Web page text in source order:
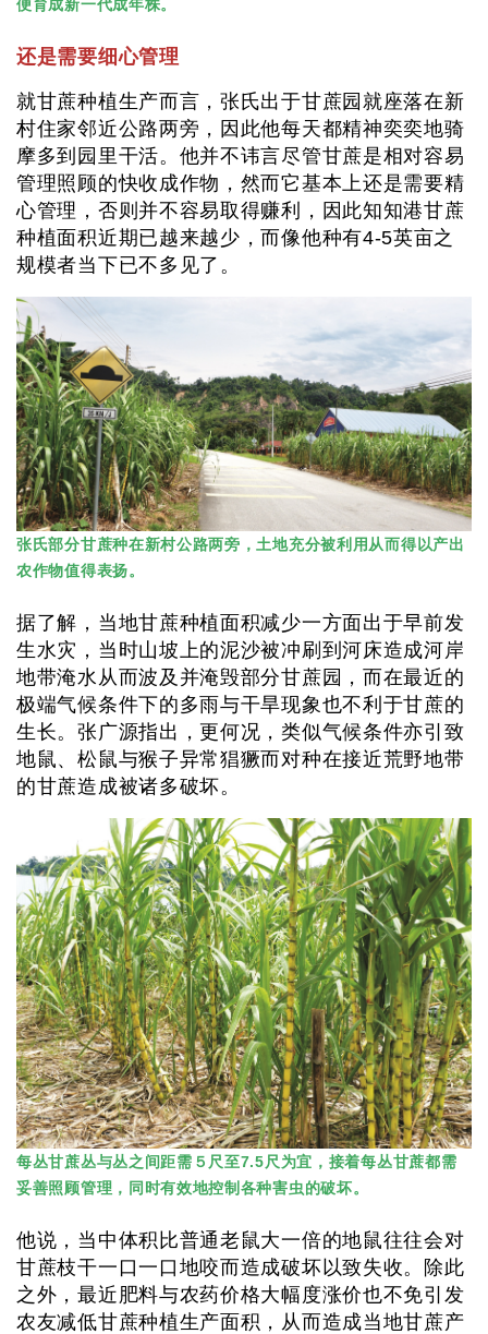
便育成新一代成年株。
还是需要细心管理
就甘蔗种植生产而言，张氏出于甘蔗园就座落在新
村住家邻近公路两旁，因此他每天都精神奕奕地骑
摩多到园里干活。他并不讳言尽管甘蔗是相对容易
管理照顾的快收成作物，然而它基本上还是需要精
心管理，否则并不容易取得赚利，因此知知港甘蔗
种植面积近期已越来越少，而像他种有4-5英亩之
规模者当下已不多见了。
张氏部分甘蔗种在新村公路两旁，土地充分被利用从而得以产出
农作物值得表扬。
据了解，当地甘蔗种植面积减少一方面出于早前发
生水灾，当时山坡上的泥沙被冲刷到河床造成河岸
地带淹水从而波及并淹毁部分甘蔗园，而在最近的
极端气候条件下的多雨与干旱现象也不利于甘蔗的
生长。张广源指出，更何况，类似气候条件亦引致
地鼠、松鼠与猴子异常猖獗而对种在接近荒野地带
的甘蔗造成被诸多破坏。
每丛甘蔗丛与丛之间距需５尺至7.5尺为宜，接着每丛甘蔗都需
妥善照顾管理，同时有效地控制各种害虫的破坏。
他说，当中体积比普通老鼠大一倍的地鼠往往会对
甘蔗枝干一口一口地咬而造成破坏以致失收。除此
之外，最近肥料与农药价格大幅度涨价也不免引发
农友减低甘蔗种植生产面积，从而造成当地甘蔗产